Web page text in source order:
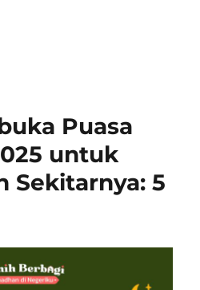
Puasa
untuk
Sekitarnya: 5